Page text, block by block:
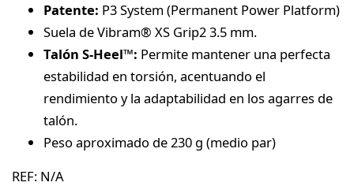
Patente: P3 System (Permanent Power Platform)
Suela de Vibram® XS Grip2 3.5 mm.
Talón S-Heel™: Permite mantener una perfecta
estabilidad en torsión, acentuando el
rendimiento y la adaptabilidad en los agarres de
talón.
Peso aproximado de 230 g (medio par)
REF: N/A